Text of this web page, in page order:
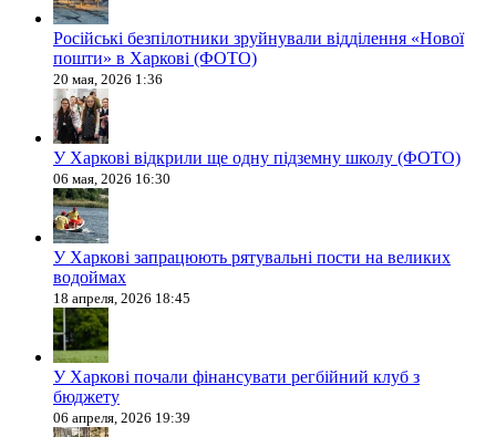
Російські безпілотники зруйнували відділення «Нової
пошти» в Харкові (ФОТО)
20 мая, 2026 1:36
У Харкові відкрили ще одну підземну школу (ФОТО)
06 мая, 2026 16:30
У Харкові запрацюють рятувальні пости на великих
водоймах
18 апреля, 2026 18:45
У Харкові почали фінансувати регбійний клуб з
бюджету
06 апреля, 2026 19:39